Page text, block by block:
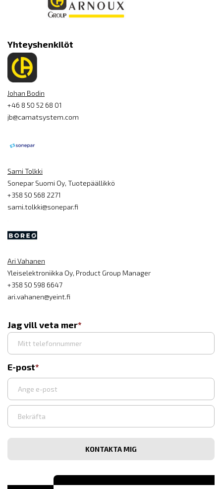
Yhteyshenkilöt
Johan Bodin
+46 8 50 52 68 01
jb@camatsystem.com
Sami Tolkki
Sonepar Suomi Oy, Tuotepäällikkö
+358 50 568 2271
sami.tolkki@sonepar.fi
Ari Vahanen
Yleiselektroniikka Oy, Product Group Manager
+358 50 598 6647
ari.vahanen@yeint.fi
Jag vill veta mer
E-post
Syötä
sähköpostiosoite
Vahvista